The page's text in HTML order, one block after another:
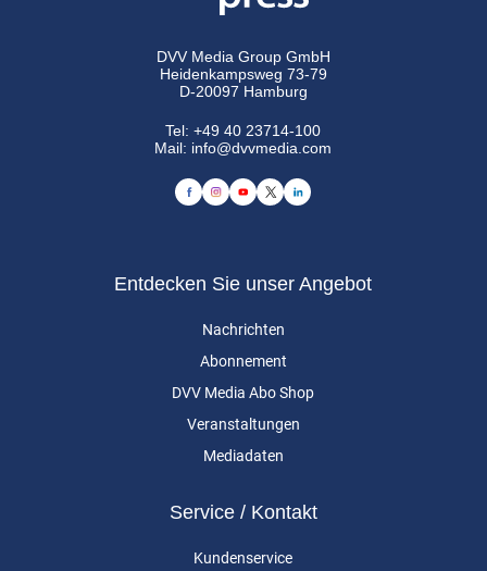
DVV Media Group GmbH
Heidenkampsweg 73-79
D-20097 Hamburg
Tel:+49 40 23714-100
Mail: info@dvvmedia.com
Entdecken Sie unser Angebot
Nachrichten
Abonnement
DVV Media Abo Shop
Veranstaltungen
Mediadaten
Service / Kontakt
Kundenservice